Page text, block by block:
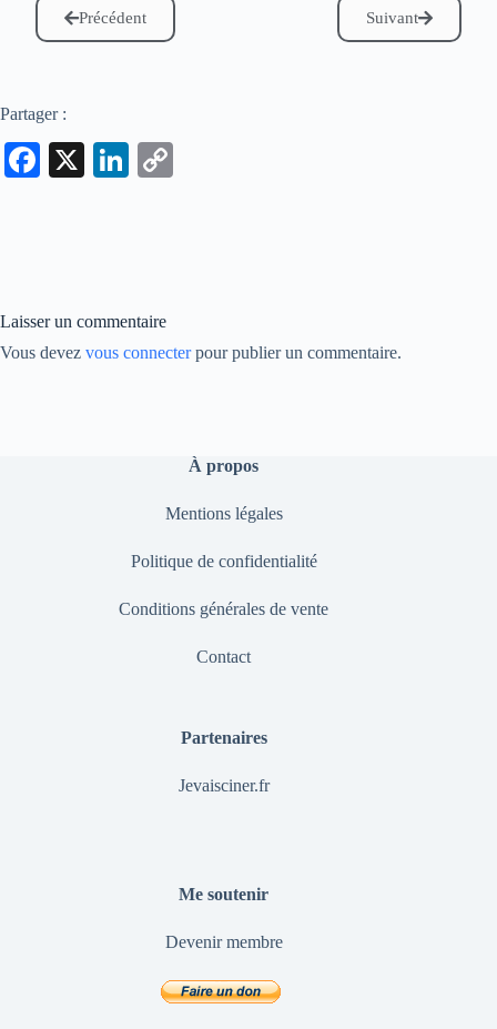
Précédent Suivant
Partager :
Fa
X
Li
Laisser un commentaire
Vous devez vous connecterpour publier un commentaire.
À propos
Mentions légales
Politique de confidentialité
Conditions générales de vente
Contact
Partenaires
Jevaisciner.fr
Me soutenir
Devenir membre